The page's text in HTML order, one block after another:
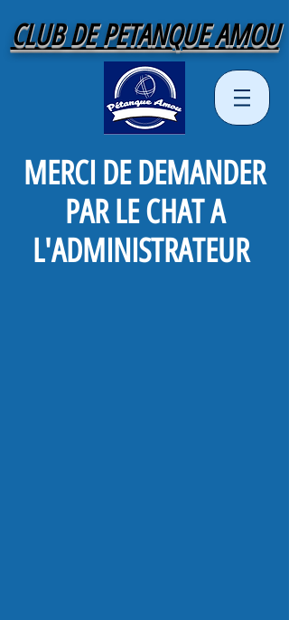
CLUB DE PETANQUE AMOU
MERCI DE DEMANDER
PAR LE CHAT A
L'ADMINISTRATEUR